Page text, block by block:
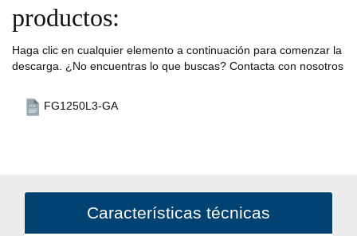
productos:
Haga clic en cualquier elemento a continuación para comenzar la
descarga. ¿No encuentras lo que buscas? Contacta con nosotros
FG1250L3-GA
Características técnicas